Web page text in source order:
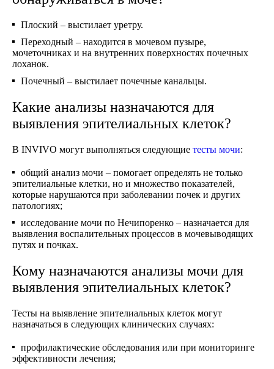
Плоский – выстилает уретру.
Переходный – находится в мочевом пузыре,
мочеточниках и на внутренних поверхностях почечных
лоханок.
Почечный – выстилает почечные канальцы.
Какие анализы назначаются для
выявления эпителиальных клеток?
В INVIVO могут выполняться следующие тесты мочи:
общий анализ мочи – помогает определять не только
эпителиальные клетки, но и множество показателей,
которые нарушаются при заболевании почек и других
патологиях;
исследование мочи по Нечипоренко – назначается для
выявления воспалительных процессов в мочевыводящих
путях и почках.
Кому назначаются анализы мочи для
выявления эпителиальных клеток?
Тесты на выявление эпителиальных клеток могут
назначаться в следующих клинических случаях:
профилактические обследования или при мониторинге
эффективности лечения;